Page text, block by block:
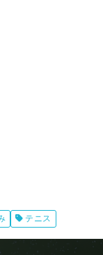
テニス